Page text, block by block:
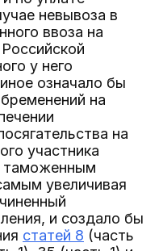
невывоза в
ввоза на
у него
означало бы
на
на
участника
таможенным
увеличивая
и создало бы
статей 8 (часть